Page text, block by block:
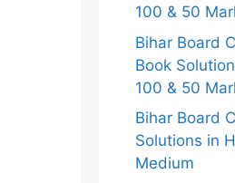
100 & 50
Bihar Board
Book
100 & 50
Bihar Board
Solutions in
Medium